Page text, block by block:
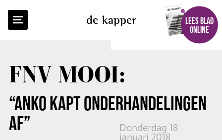
de kapper
LEES BLAD
ONLINE
FNV MOOI:
“ANKO KAPT ONDERHANDELINGEN
AF”
Donderdag 18
TERUG NAAR OVERZICHT